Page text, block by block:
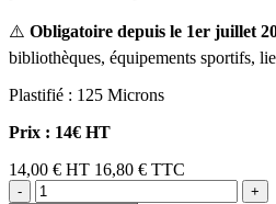
⚠️ Obligatoire depuis le 1er juillet
bibliothèques, équipements sportifs,
Plastifié : 125 Microns
Prix : 14€ HT
14,00 € HT 16,80 € TTC
- +